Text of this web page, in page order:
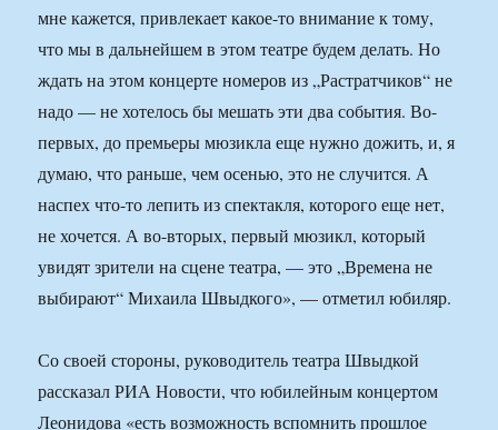
мне кажется, привлекает какое-то внимание к тому,
что мы в дальнейшем в этом театре будем делать. Но
ждать на этом концерте номеров из „Растратчиков“ не
надо — не хотелось бы мешать эти два события. Во-
первых, до премьеры мюзикла еще нужно дожить, и, я
думаю, что раньше, чем осенью, это не случится. А
наспех что-то лепить из спектакля, которого еще нет,
не хочется. А во-вторых, первый мюзикл, который
увидят зрители на сцене театра, — это „Времена не
выбирают“ Михаила Швыдкого», — отметил юбиляр.
Со своей стороны, руководитель театра Швыдкой
рассказал РИА Новости, что юбилейным концертом
Леонидова «есть возможность вспомнить прошлое